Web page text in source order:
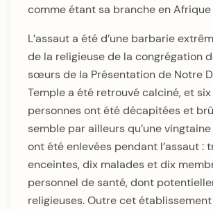
comme étant sa branche en
L’assaut a été d’une barbarie
de la religieuse de la congrégation
sœurs de la Présentation de Notre
Temple a été retrouvé calciné, et
personnes ont été décapitées et
semble par ailleurs qu’une
ont été enlevées pendant l’assaut :
enceintes, dix malades et dix
personnel de santé, dont
religieuses. Outre cet